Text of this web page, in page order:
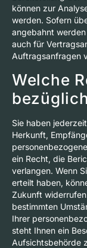
können zur
werden. Sofern
angebahnt
auch für
Auftragsanfragen
Welche
Sie haben
Herkunft,
ein Recht, die
verlangen. Wenn
erteilt haben,
Zukunft
bestimmten
Ihrer
steht Ihnen ein
Aufsichtsbehörde